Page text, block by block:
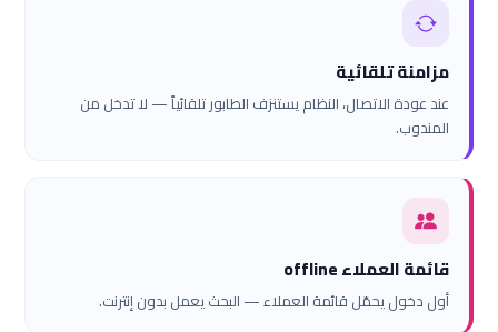
مزامنة تلقائية
عند عودة الاتصال، النظام يستنزف الطابور تلقائياً — لا تدخل من
المندوب.
قائمة العملاء offline
أول دخول يحمّل قائمة العملاء — البحث يعمل بدون إنترنت.